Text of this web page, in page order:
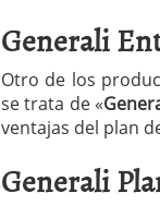
Generali
Otro de los
se trata de «
ventajas del plan
Generali